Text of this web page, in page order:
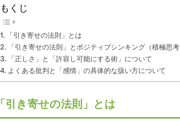
もくじ
「引き寄せの法則」とは
「引き寄せの法則」とポジティブシンキング（積極思
「正しさ」と「許容し可能にする術」について
よくある批判と「感情」の具体的な扱い方について
「引き寄せの法則」とは